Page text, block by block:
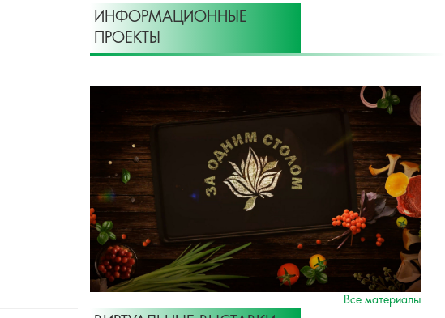
ИНФОРМАЦИОННЫЕ
ПРОЕКТЫ
Все материалы